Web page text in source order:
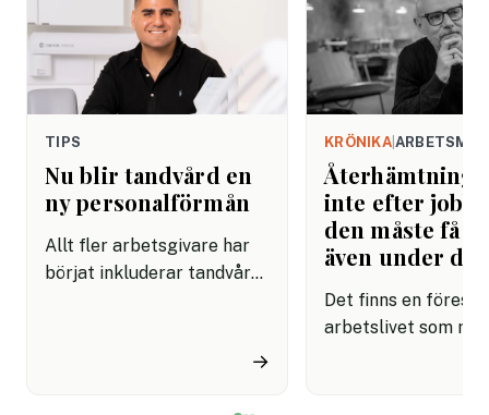
TIPS
Nu blir tandvård en
ny personalförmån
Allt fler arbetsgivare har
börjat inkluderar tandvård i
miljon svenskar uppger att
→
KRÖNIKA|
Återhämtning
inte efter
den måste få
även under
Det finns en
arbetslivet som